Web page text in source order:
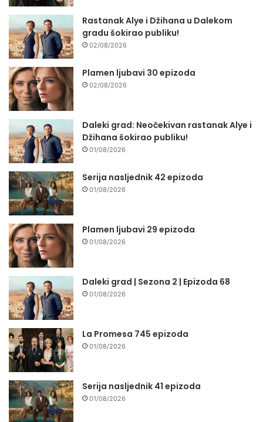
Rastanak Alye i Džihana u Dalekom
gradu šokirao publiku!
02/08/2026
Plamen ljubavi 30 epizoda
02/08/2026
Daleki grad: Neočekivan rastanak Alye i
Džihana šokirao publiku!
01/08/2026
Serija nasljednik 42 epizoda
01/08/2026
Plamen ljubavi 29 epizoda
01/08/2026
Daleki grad | Sezona 2 | Epizoda 68
01/08/2026
La Promesa 745 epizoda
01/08/2026
Serija nasljednik 41 epizoda
01/08/2026